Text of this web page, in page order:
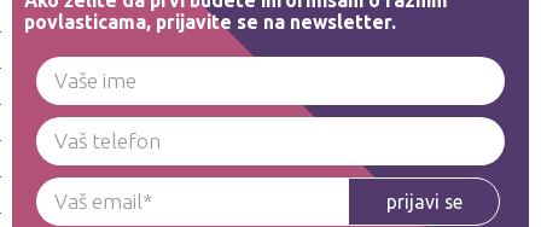
povlasticama, prijavite se na newsletter.
prijavi se